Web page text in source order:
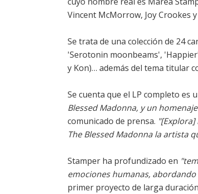
Vincent McMorrow, Joy Crookes
Se trata de una colección de 24
'Serotonin moonbeams',
y Kon)… además del tema titular
Se cuenta que el LP completo es
Blessed Madonna, y un
comunicado de prensa.
The Blessed Madonna la artista
Stamper ha profundizado en
emociones humanas,
primer proyecto de larga